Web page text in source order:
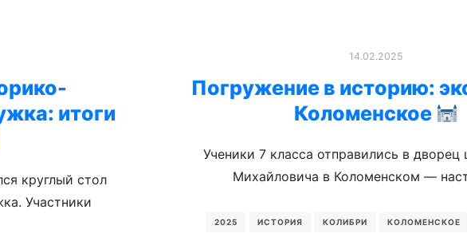
итоги
круглый стол
Участники
14.02.2025
Погружение в историю:
Коломенское
Ученики 7 класса отправились в дворец
Михайловича в Коломенском —
2025 ИСТОРИЯ КОЛИБРИ КОЛОМЕНСКОЕ